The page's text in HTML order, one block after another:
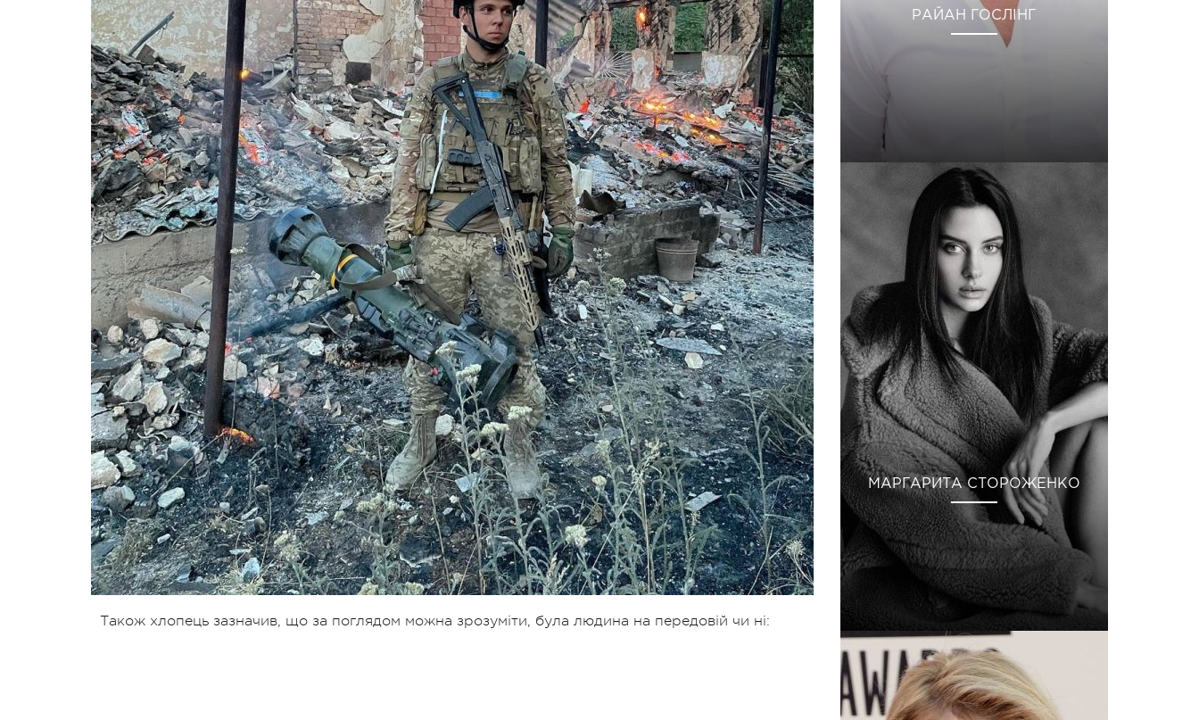
Також хлопець зазначив, що за поглядом можна зрозуміти, була людина на передовій чи ні:
РАЙАН ГОСЛІНГ
МАРГАРИТА СТОРОЖЕНКО